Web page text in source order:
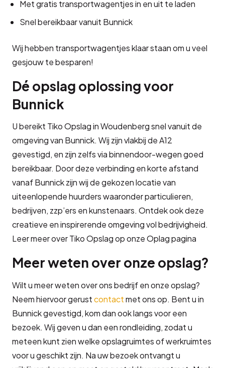
Met gratis transportwagentjes in en uit te laden
Snel bereikbaar vanuit Bunnick
Wij hebben transportwagentjes klaar staan om u veel
gesjouw te besparen!
Dé opslag oplossing voor
Bunnick
U bereikt Tiko Opslag in Woudenberg snel vanuit de
omgeving van Bunnick. Wij zijn vlakbij de A12
gevestigd, en zijn zelfs via binnendoor-wegen goed
bereikbaar. Door deze verbinding en korte afstand
vanaf Bunnick zijn wij de gekozen locatie van
uiteenlopende huurders waaronder particulieren,
bedrijven, zzp’ers en kunstenaars. Ontdek ook deze
creatieve en inspirerende omgeving vol bedrijvigheid.
Leer meer over Tiko Opslag op onze Oplag pagina
Meer weten over onze opslag?
Wilt u meer weten over ons bedrijf en onze opslag?
Neem hiervoor gerustcontactmet ons op. Bent u in
Bunnick gevestigd, kom dan ook langs voor een
bezoek. Wij geven u dan een rondleiding, zodat u
meteen kunt zien welke opslagruimtes of werkruimtes
voor u geschikt zijn. Na uw bezoek ontvangt u